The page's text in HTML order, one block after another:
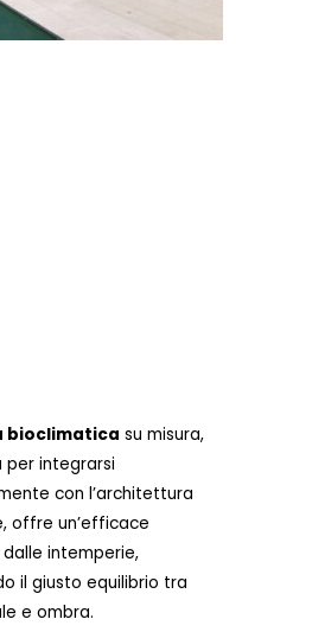
bioclimatica su misura,
integrarsi
con l’architettura
offre un’efficace
intemperie,
il giusto equilibrio tra
e ombra.